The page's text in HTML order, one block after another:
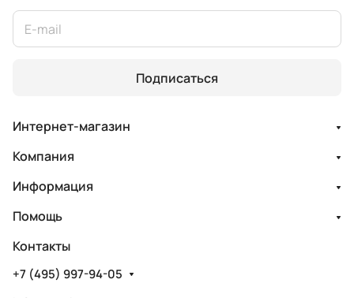
Подписаться
Интернет-магазин
Компания
Информация
Помощь
Контакты
+7 (495) 997-94-05